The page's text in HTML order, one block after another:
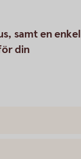
samt en enkel
din